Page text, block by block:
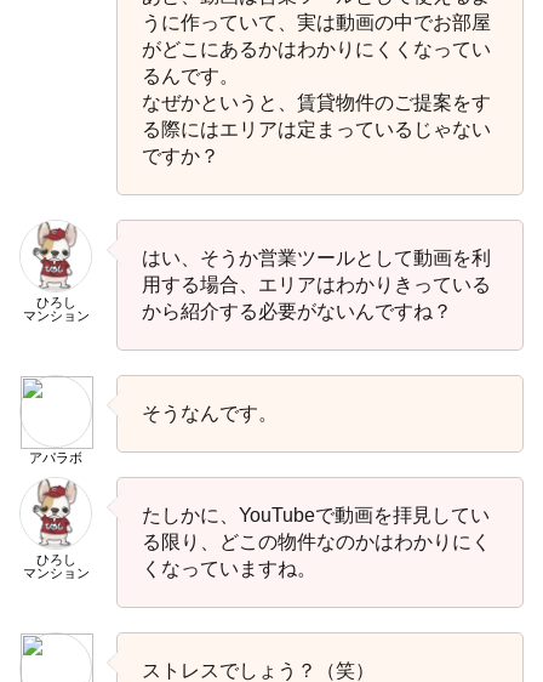
うに作っていて、実は動画の中でお部屋
がどこにあるかはわかりにくくなってい
るんです。
なぜかというと、賃貸物件のご提案をす
る際にはエリアは定まっているじゃない
ですか？
ひろし
マンション
はい、そうか営業ツールとして動画を利
用する場合、エリアはわかりきっている
から紹介する必要がないんですね？
アパラボ
そうなんです。
ひろし
マンション
たしかに、YouTubeで動画を拝見してい
る限り、どこの物件なのかはわかりにく
くなっていますね。
ストレスでしょう？（笑）